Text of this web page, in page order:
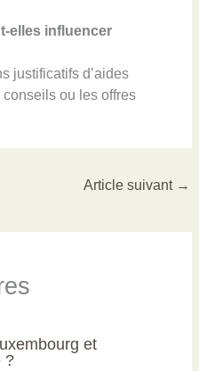
elles influencer
justificatifs d’aides
ou les offres
Article suivant →
et
?